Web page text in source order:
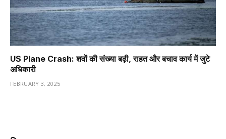
US Plane Crash: शवों की संख्या बढ़ी, राहत और बचाव कार्य में जुटे
अधिकारी
FEBRUARY 3, 2025